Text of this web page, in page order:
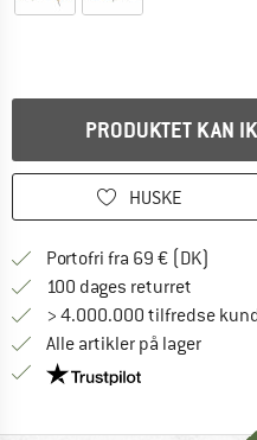
PRODUKTET KAN
HUSKE
Portofri fra 69 € (DK)
100 dages returret
> 4.000.000 tilfredse
Alle artikler på lager
Vi er